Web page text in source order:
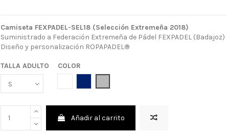
Camiseta FEXPADEL-SEL18 (Selección Extremeña 2018)
Suministrado a Federación Extremeña de Pádel FEXPADEL (Badajoz)
Diseño y personalización ROPAPADEL®
TALLA ADULTO
COLOR
Añadir al carrito